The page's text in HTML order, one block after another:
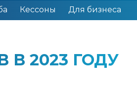
Кессоны Для бизнеса
2023 ГОДУ